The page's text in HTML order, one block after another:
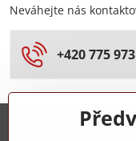
Neváhejte nás
+420 775